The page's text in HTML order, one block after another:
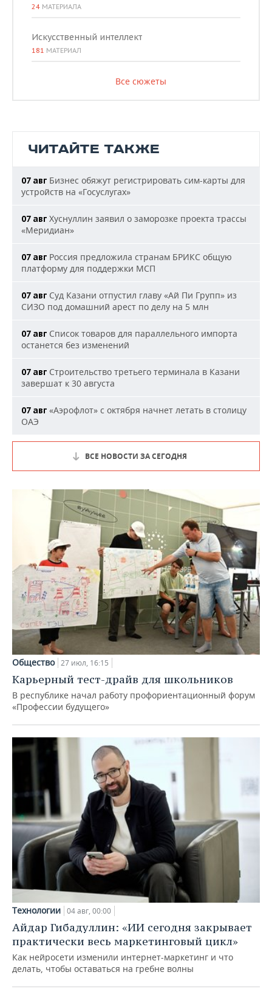
24 МАТЕРИАЛА
Искусственный интеллект
181 МАТЕРИАЛ
Все сюжеты
ЧИТАЙТЕ ТАКЖЕ
07 авг Бизнес обяжут регистрировать сим-карты для
устройств на «Госуслугах»
07 авг Хуснуллин заявил о заморозке проекта трассы
«Меридиан»
07 авг Россия предложила странам БРИКС общую
платформу для поддержки МСП
07 авг Суд Казани отпустил главу «Ай Пи Групп» из
СИЗО под домашний арест по делу на 5 млн
07 авг Список товаров для параллельного импорта
останется без изменений
07 авг Строительство третьего терминала в Казани
завершат к 30 августа
07 авг «Аэрофлот» с октября начнет летать в столицу
ОАЭ
ВСЕ НОВОСТИ ЗА СЕГОДНЯ
Общество 27 июл, 16:15
Карьерный тест-драйв для школьников
В республике начал работу профориентационный форум
«Профессии будущего»
Технологии 04 авг, 00:00
Айдар Гибадуллин: «ИИ сегодня закрывает
практически весь маркетинговый цикл»
Как нейросети изменили интернет-маркетинг и что
делать, чтобы оставаться на гребне волны